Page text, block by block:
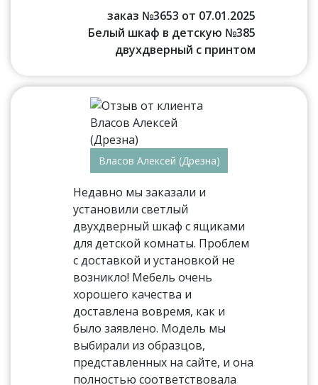
заказ №3653 от 07.01.2025
Белый шкаф в детскую №385
двухдверный с принтом
Власов Алексей (Дрезна)
Недавно мы заказали и
установили светлый
двухдверный шкаф с ящиками
для детской комнаты. Проблем
с доставкой и установкой не
возникло! Мебель очень
хорошего качества и
доставлена вовремя, как и
было заявлено. Модель мы
выбирали из образцов,
представленных на сайте, и она
полностью соответствовала